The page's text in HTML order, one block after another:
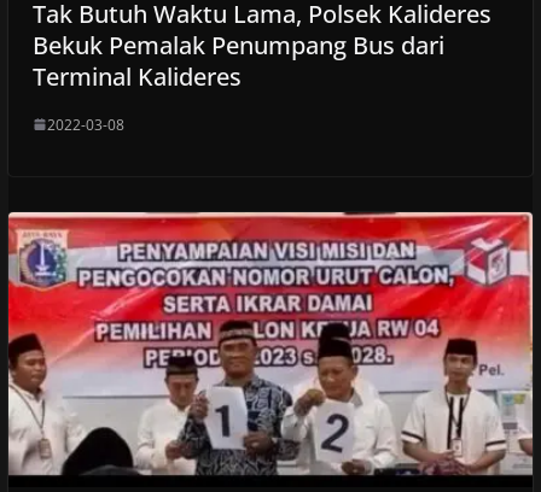
Tak Butuh Waktu Lama, Polsek Kalideres
Bekuk Pemalak Penumpang Bus dari
Terminal Kalideres
2022-03-08